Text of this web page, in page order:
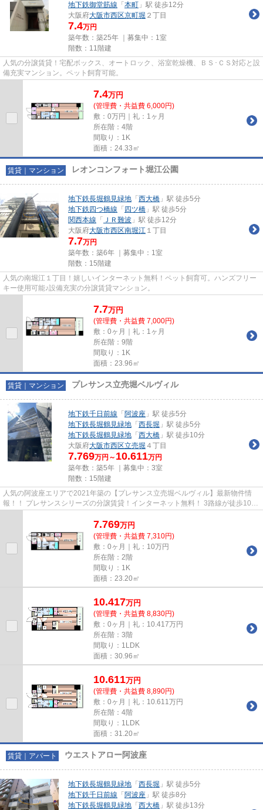
地下鉄御堂筋線 「 本町 」駅 徒歩12分
大阪府大阪市西区京町堀 ２丁目
7.4万円
築年数：築25年 ｜募集中： 1室
階数：11階建
人気の分譲賃貸！宅配ボックス、オートロック、浴室乾燥機、ＢＳ･ＣＳ対応と設
備充実マンション。ペット飼育可能。
7.4万円
(管理費・共益費 6,000円)
敷：0万円｜礼：1ヶ月
所在階：4階
間取り：1K
面積：24.33㎡
賃貸｜マンション レオンコンフォート堀江公園
地下鉄長堀鶴見緑地 「 西大橋 」駅 徒歩5分
地下鉄四つ橋線 「 四ツ橋 」駅 徒歩5分
関西本線 「 ＪＲ難波 」駅 徒歩12分
大阪府大阪市西区南堀江 １丁目
7.7万円
築年数：築6年 ｜募集中： 1室
階数：15階建
人気の南堀江１丁目！嬉しいインターネット無料！ペット飼育可。ハンズフリー
キー使用可能♪設備充実の分譲賃貸マンション。
7.7万円
(管理費・共益費 7,000円)
敷：0ヶ月｜礼：1ヶ月
所在階：9階
間取り：1K
面積：23.96㎡
賃貸｜マンション プレサンス立売堀ベルヴィル
地下鉄千日前線 「 阿波座 」駅 徒歩5分
地下鉄長堀鶴見緑地 「 西長堀 」駅 徒歩5分
地下鉄長堀鶴見緑地 「 西大橋 」駅 徒歩10分
大阪府大阪市西区立売堀 ４丁目
7.769万円～ 10.611万円
築年数：築5年 ｜募集中： 3室
階数：15階建
人気の阿波座エリアで2021年築の【プレサンス立売堀ベルヴィル】最新物件情
報！！ プレサンスシリーズの分譲賃貸！インターネット無料！ 3路線が徒歩10分
7.769万円
(管理費・共益費 7,310円)
敷：0ヶ月｜礼：10万円
所在階：2階
間取り：1K
面積：23.20㎡
10.417万円
(管理費・共益費 8,830円)
敷：0ヶ月｜礼：10.417万円
所在階：3階
間取り：1LDK
面積：30.96㎡
10.611万円
(管理費・共益費 8,890円)
敷：0ヶ月｜礼：10.611万円
所在階：4階
間取り：1LDK
面積：31.20㎡
賃貸｜アパート ウエストアロー阿波座
地下鉄長堀鶴見緑地 「 西長堀 」駅 徒歩5分
地下鉄千日前線 「 阿波座 」駅 徒歩8分
地下鉄長堀鶴見緑地 「 西大橋 」駅 徒歩13分